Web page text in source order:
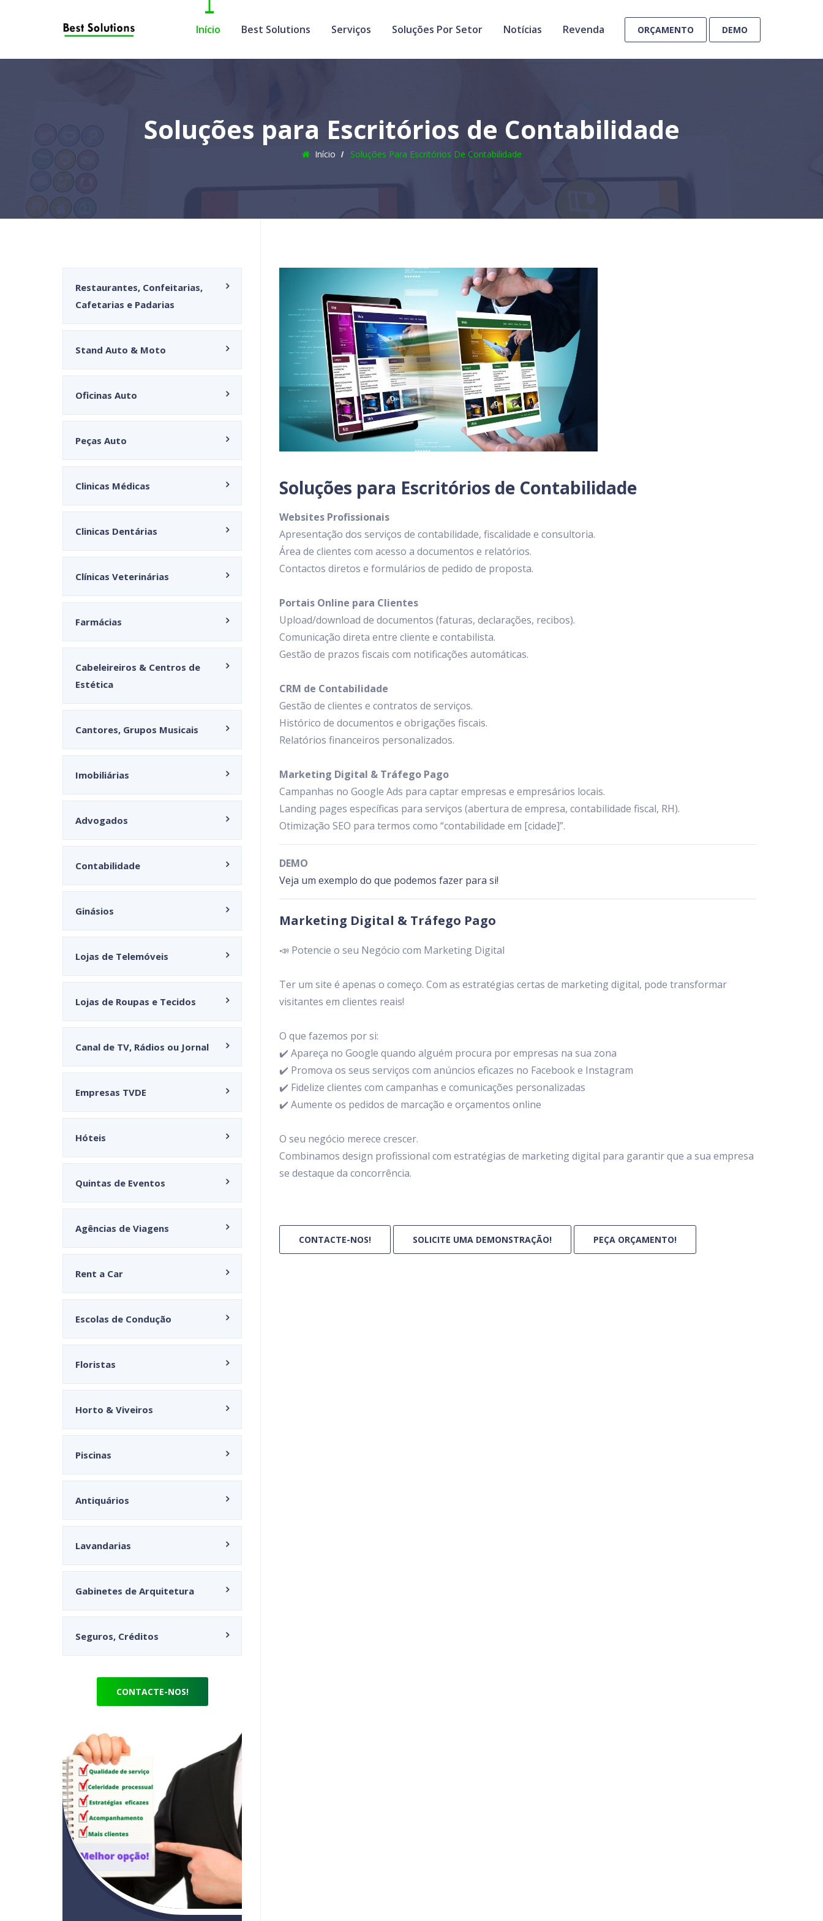
Início Best Solutions Serviços Soluções Por Setor Notícias Revenda ORÇAMENTO DEMO
Soluções para Escritórios de Contabilidade
Início Soluções Para Escritórios De Contabilidade
Restaurantes, Confeitarias,
Cafetarias e Padarias
Stand Auto & Moto
Oficinas Auto
Peças Auto
Clinicas Médicas
Clinicas Dentárias
Clínicas Veterinárias
Farmácias
Cabeleireiros & Centros de
Estética
Cantores, Grupos Musicais
Imobiliárias
Advogados
Contabilidade
Ginásios
Lojas de Telemóveis
Lojas de Roupas e Tecidos
Canal de TV, Rádios ou Jornal
Empresas TVDE
Hóteis
Quintas de Eventos
Agências de Viagens
Rent a Car
Escolas de Condução
Floristas
Horto & Viveiros
Piscinas
Antiquários
Lavandarias
Gabinetes de Arquitetura
Seguros, Créditos
CONTACTE-NOS!
Soluções para Escritórios de Contabilidade
Websites Profissionais
Apresentação dos serviços de contabilidade, fiscalidade e consultoria.
Área de clientes com acesso a documentos e relatórios.
Contactos diretos e formulários de pedido de proposta.
Portais Online para Clientes
Upload/download de documentos (faturas, declarações, recibos).
Comunicação direta entre cliente e contabilista.
Gestão de prazos fiscais com notificações automáticas.
CRM de Contabilidade
Gestão de clientes e contratos de serviços.
Histórico de documentos e obrigações fiscais.
Relatórios financeiros personalizados.
Marketing Digital & Tráfego Pago
Campanhas no Google Ads para captar empresas e empresários locais.
Landing pages específicas para serviços (abertura de empresa, contabilidade fiscal, RH).
Otimização SEO para termos como “contabilidade em [cidade]”.
DEMO
Veja um exemplo do que podemos fazer para si!
Marketing Digital & Tráfego Pago
📣 Potencie o seu Negócio com Marketing Digital
Ter um site é apenas o começo. Com as estratégias certas de marketing digital, pode transformar
visitantes em clientes reais!
O que fazemos por si:
✔️ Apareça no Google quando alguém procura por empresas na sua zona
✔️ Promova os seus serviços com anúncios eficazes no Facebook e Instagram
✔️ Fidelize clientes com campanhas e comunicações personalizadas
✔️ Aumente os pedidos de marcação e orçamentos online
O seu negócio merece crescer.
Combinamos design profissional com estratégias de marketing digital para garantir que a sua empresa
se destaque da concorrência.
CONTACTE-NOS! SOLICITE UMA DEMONSTRAÇÃO! PEÇA ORÇAMENTO!